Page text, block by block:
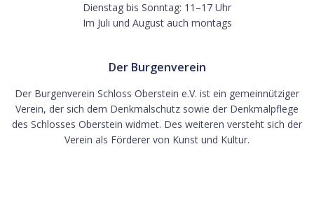
Dienstag bis Sonntag: 11–17 Uhr
Im Juli und August auch montags
Der Burgenverein
Der Burgenverein Schloss Oberstein e.V. ist ein gemeinnütziger
Verein, der sich dem Denkmalschutz sowie der Denkmalpflege
des Schlosses Oberstein widmet. Des weiteren versteht sich der
Verein als Förderer von Kunst und Kultur.